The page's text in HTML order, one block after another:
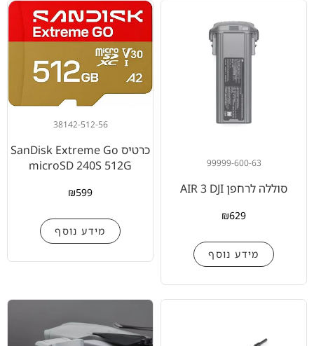
99999-600-63
סוללה לרחפן AIR 3 DJI
₪629
מידע נוסף
38142-512-56
כרטיס SanDisk Extreme Go
microSD 240S 512G
₪599
מידע נוסף